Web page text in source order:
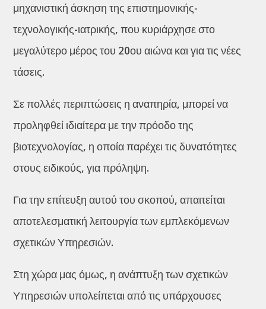
μηχανιστική άσκηση της επιστημονικής-
τεχνολογικής-ιατρικής, που κυριάρχησε στο
μεγαλύτερο μέρος του 20ου αιώνα και για τις νέες
τάσεις.
Σε πολλές περιπτώσεις η αναπηρία, μπορεί να
προληφθεί ιδιαίτερα με την πρόοδο της
βιοτεχνολογίας, η οποία παρέχει τις δυνατότητες
στους ειδικούς, για πρόληψη.
Για την επίτευξη αυτού του σκοπού, απαιτείται
αποτελεσματική λειτουργία των εμπλεκόμενων
σχετικών Υπηρεσιών.
Στη χώρα μας όμως, η ανάπτυξη των σχετικών
Υπηρεσιών υπολείπεται από τις υπάρχουσες